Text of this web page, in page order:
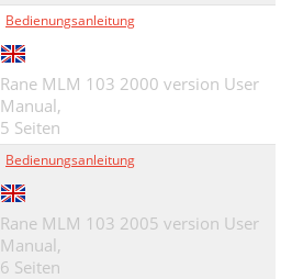
Bedienungsanleitung
Rane MLM 103 2000 version User
Manual,
5 Seiten
Bedienungsanleitung
Rane MLM 103 2005 version User
Manual,
6 Seiten